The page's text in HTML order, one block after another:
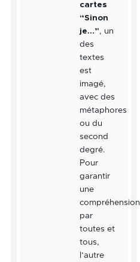
cartes
“Sinon
je…”, un
des
textes
est
imagé,
avec des
métaphores
ou du
second
degré.
Pour
garantir
une
compréhension
par
toutes et
tous,
l’autre